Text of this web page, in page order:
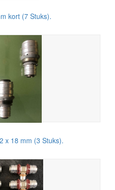
kort (7 Stuks).
x 18 mm (3 Stuks).